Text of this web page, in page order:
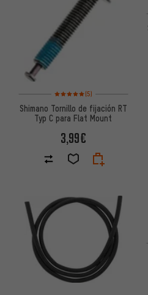
Valoración media: 5 de 5
(5)
Shimano Tornillo de fijación RT
Typ C para Flat Mount
3,99€